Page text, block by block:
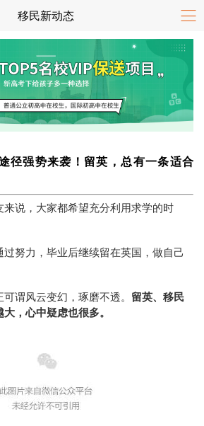
移民新动态
径强势来袭！留英，总有一条适合
来说，大家都希望充分利用求学的时
努力，毕业后继续留在英国，做自己
谓风云变幻，琢磨不透。 留英、移民
，心中疑虑也很多。